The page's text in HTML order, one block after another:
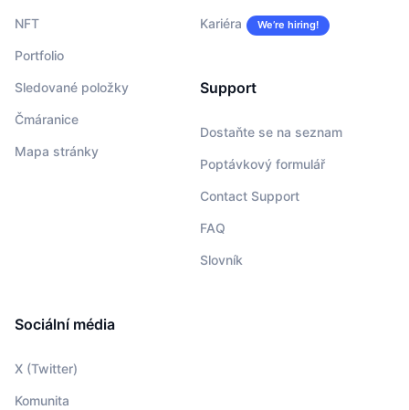
NFT
Portfolio
Sledované položky
Čmáranice
Mapa stránky
Kariéra We’re hiring!
Support
Dostaňte se na seznam
Poptávkový formulář
Contact Support
FAQ
Slovník
Sociální média
X (Twitter)
Komunita